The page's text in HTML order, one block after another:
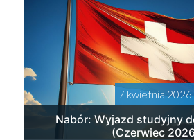
7 kwietnia 2026
Nabór: Wyjazd studyjny
(Czerwiec